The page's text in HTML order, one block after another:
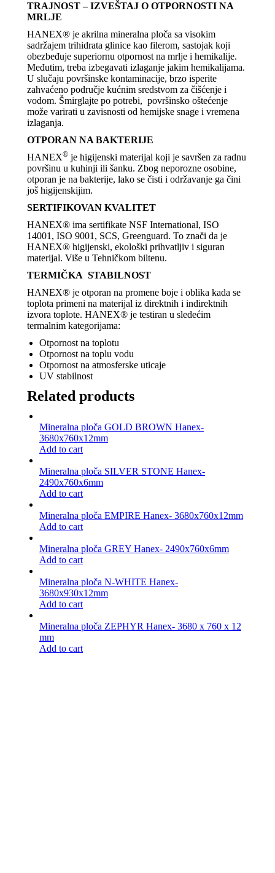
TRAJNOST – IZVEŠTAJ O OTPORNOSTI NA
MRLJE
HANEX® je akrilna mineralna ploča sa visokim
sadržajem trihidrata glinice kao filerom, sastojak koji
obezbeđuje superiornu otpornost na mrlje i hemikalije.
Međutim, treba izbegavati izlaganje jakim hemikalijama.
U slučaju površinske kontaminacije, brzo isperite
zahvaćeno područje kućnim sredstvom za čišćenje i
vodom. Šmirglajte po potrebi, površinsko oštećenje
može varirati u zavisnosti od hemijske snage i vremena
izlaganja.
OTPORAN NA BAKTERIJE
HANEX® je higijenski materijal koji je savršen za radnu
površinu u kuhinji ili šanku. Zbog neporozne osobine,
otporan je na bakterije, lako se čisti i održavanje ga čini
još higijenskijim.
SERTIFIKOVAN KVALITET
HANEX® ima sertifikate NSF International, ISO
14001, ISO 9001, SCS, Greenguard. To znači da je
HANEX® higijenski, ekološki prihvatljiv i siguran
materijal. Više u Tehničkom biltenu.
TERMIČKA STABILNOST
HANEX® je otporan na promene boje i oblika kada se
toplota primeni na materijal iz direktnih i indirektnih
izvora toplote. HANEX® je testiran u sledećim
termalnim kategorijama:
Otpornost na toplotu
Otpornost na toplu vodu
Otpornost na atmosferske uticaje
UV stabilnost
Related products
Mineralna ploča GOLD BROWN Hanex-
3680x760x12mm
Add to cart
Mineralna ploča SILVER STONE Hanex-
2490x760x6mm
Add to cart
Mineralna ploča EMPIRE Hanex- 3680x760x12mm
Add to cart
Mineralna ploča GREY Hanex- 2490x760x6mm
Add to cart
Mineralna ploča N-WHITE Hanex-
3680x930x12mm
Add to cart
Mineralna ploča ZEPHYR Hanex- 3680 x 760 x 12
mm
Add to cart